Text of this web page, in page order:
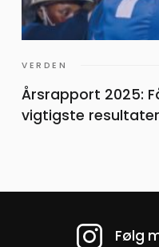
VERDEN
Årsrapport 2025:
vigtigste resultater
Følg